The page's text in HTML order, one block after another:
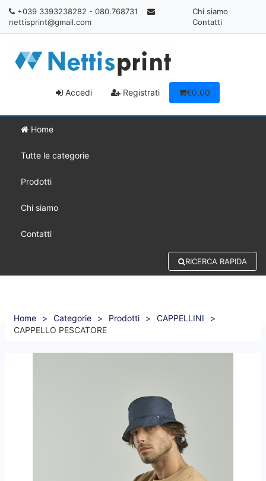
+039 3393238282 - 080.768731
nettisprint@gmail.com
Chi siamo
Contatti
Accedi Registrati €0,00
Home
Tutte le categorie
Prodotti
Chi siamo
Contatti
RICERCA RAPIDA
Home > Categorie > Prodotti > CAPPELLINI
>
CAPPELLO PESCATORE